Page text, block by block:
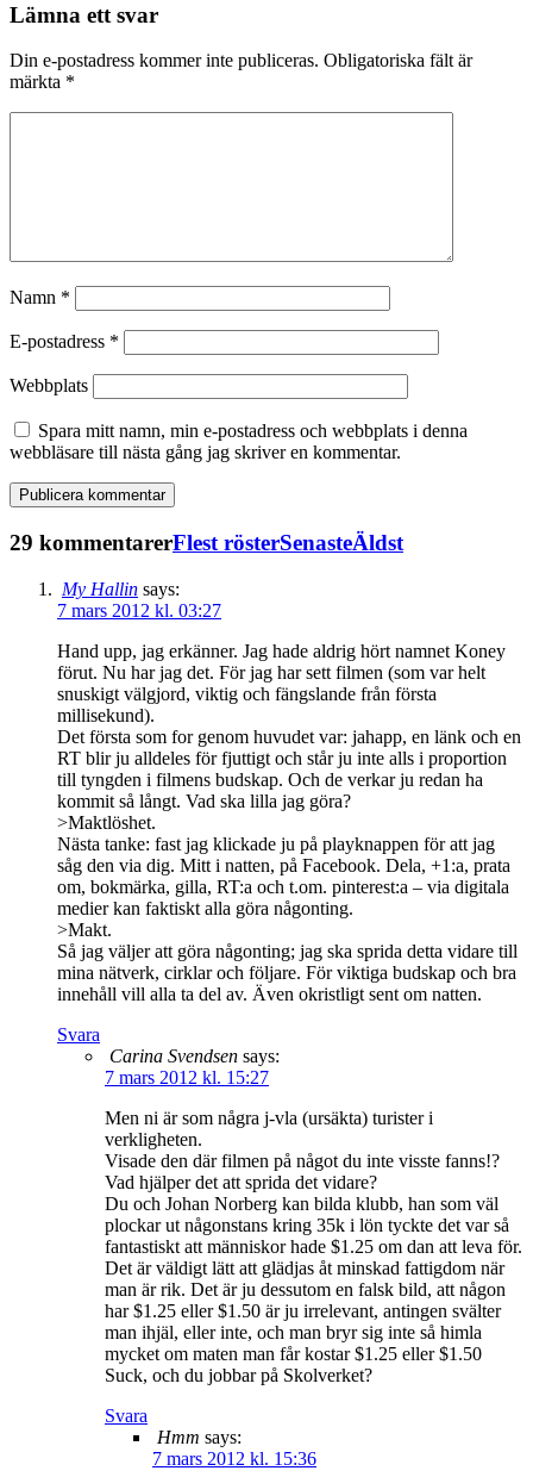
Lämna ett svar
Din e-postadress kommer inte publiceras. Obligatoriska fält är
märkta *
Namn *
E-postadress *
Webbplats
Spara mitt namn, min e-postadress och webbplats i denna
webbläsare till nästa gång jag skriver en kommentar.
29 kommentarerFlest rösterSenasteÄldst
My Hallin says:
7 mars 2012 kl. 03:27
Hand upp, jag erkänner. Jag hade aldrig hört namnet Koney
förut. Nu har jag det. För jag har sett filmen (som var helt
snuskigt välgjord, viktig och fängslande från första
millisekund).
Det första som for genom huvudet var: jahapp, en länk och en
RT blir ju alldeles för fjuttigt och står ju inte alls i proportion
till tyngden i filmens budskap. Och de verkar ju redan ha
kommit så långt. Vad ska lilla jag göra?
>Maktlöshet.
Nästa tanke: fast jag klickade ju på playknappen för att jag
såg den via dig. Mitt i natten, på Facebook. Dela, +1:a, prata
om, bokmärka, gilla, RT:a och t.om. pinterest:a – via digitala
medier kan faktiskt alla göra någonting.
>Makt.
Så jag väljer att göra någonting; jag ska sprida detta vidare till
mina nätverk, cirklar och följare. För viktiga budskap och bra
innehåll vill alla ta del av. Även okristligt sent om natten.
Svara
Carina Svendsen says:
7 mars 2012 kl. 15:27
Men ni är som några j-vla (ursäkta) turister i
verkligheten.
Visade den där filmen på något du inte visste fanns!?
Vad hjälper det att sprida det vidare?
Du och Johan Norberg kan bilda klubb, han som väl
plockar ut någonstans kring 35k i lön tyckte det var så
fantastiskt att människor hade $1.25 om dan att leva för.
Det är väldigt lätt att glädjas åt minskad fattigdom när
man är rik. Det är ju dessutom en falsk bild, att någon
har $1.25 eller $1.50 är ju irrelevant, antingen svälter
man ihjäl, eller inte, och man bryr sig inte så himla
mycket om maten man får kostar $1.25 eller $1.50
Suck, och du jobbar på Skolverket?
Svara
Hmm says:
7 mars 2012 kl. 15:36